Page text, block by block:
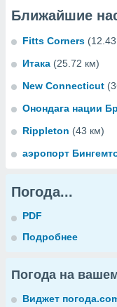
Ближайшие
Fitts Corners
Итака (25.72 км)
New Connecticut
Онондага нации
Rippleton (43 км)
аэропорт
Погода...
PDF
Подробнее
Погода на
Виджет